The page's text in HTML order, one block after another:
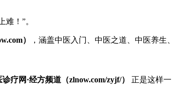
！”。
）
，涵盖中医入门、中医之道、中医养生、
诊疗网·经方频道（zlnow.com/zyjf/）
正是这样一